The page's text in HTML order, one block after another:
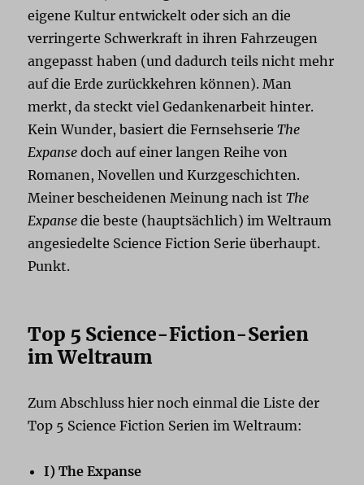
eigene Kultur entwickelt oder sich an die
verringerte Schwerkraft in ihren Fahrzeugen
angepasst haben (und dadurch teils nicht mehr
auf die Erde zurückkehren können). Man
merkt, da steckt viel Gedankenarbeit hinter.
Kein Wunder, basiert die FernsehserieThe
Expanse doch auf einer langen Reihe von
Romanen, Novellen und Kurzgeschichten.
Meiner bescheidenen Meinung nach istThe
Expanse die beste (hauptsächlich) im Weltraum
angesiedelte Science Fiction Serie überhaupt.
Punkt.
Top 5 Science-Fiction-Serien
im Weltraum
Zum Abschluss hier noch einmal die Liste der
Top 5 Science Fiction Serien im Weltraum:
I) The Expanse